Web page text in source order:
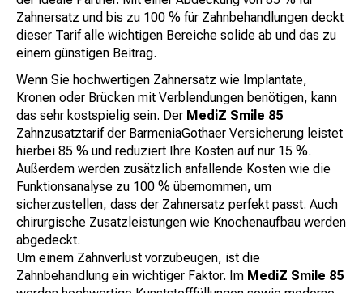
Zahnersatz und bis zu 100 % für Zahnbehandlungen deckt
dieser Tarif alle wichtigen Bereiche solide ab und das zu
einem günstigen Beitrag.
Wenn Sie hochwertigen Zahnersatz wie Implantate,
Kronen oder Brücken mit Verblendungen benötigen, kann
das sehr kostspielig sein. Der MediZ Smile 85
Zahnzusatztarif der BarmeniaGothaer Versicherung leistet
hierbei 85 % und reduziert Ihre Kosten auf nur 15 %.
Außerdem werden zusätzlich anfallende Kosten wie die
Funktionsanalyse zu 100 % übernommen, um
sicherzustellen, dass der Zahnersatz perfekt passt. Auch
chirurgische Zusatzleistungen wie Knochenaufbau werden
abgedeckt.
Um einem Zahnverlust vorzubeugen, ist die
Zahnbehandlung ein wichtiger Faktor. Im MediZ Smile 85